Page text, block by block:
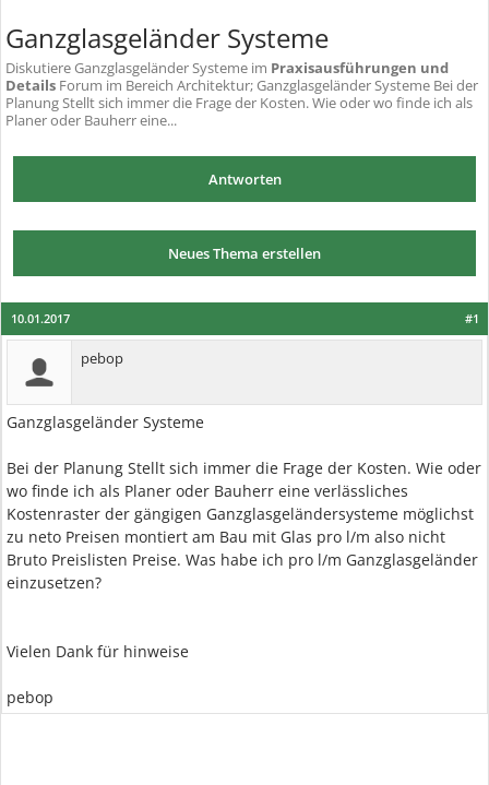
Ganzglasgeländer Systeme
DiskutiereGanzglasgeländer Systeme im Praxisausführungen und
Details Forum im Bereich Architektur; Ganzglasgeländer Systeme Bei der
Planung Stellt sich immer die Frage der Kosten. Wie oder wo finde ich als
Planer oder Bauherr eine...
Antworten
Neues Thema erstellen
#1
10.01.2017
pebop
Ganzglasgeländer Systeme
Bei der Planung Stellt sich immer die Frage der Kosten. Wie oder
wo finde ich als Planer oder Bauherr eine verlässliches
Kostenraster der gängigen Ganzglasgeländersysteme möglichst
zu neto Preisen montiert am Bau mit Glas pro l/m also nicht
Bruto Preislisten Preise. Was habe ich pro l/m Ganzglasgeländer
einzusetzen?
Vielen Dank für hinweise
pebop